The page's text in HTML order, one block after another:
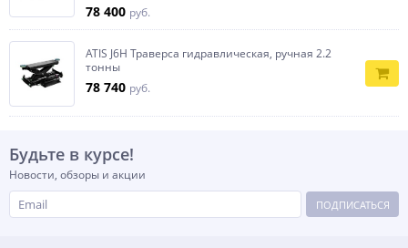
78 400 руб.
ATIS J6H Траверса гидравлическая, ручная 2.2
тонны
78 740 руб.
Будьте в курсе!
Новости, обзоры и акции
ПОДПИСАТЬСЯ